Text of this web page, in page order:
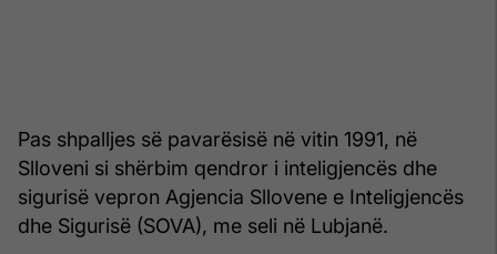
Pas shpalljes së pavarësisë në vitin 1991, në
Slloveni si shërbim qendror i inteligjencës dhe
sigurisë vepron Agjencia Sllovene e Inteligjencës
dhe Sigurisë (SOVA), me seli në Lubjanë.